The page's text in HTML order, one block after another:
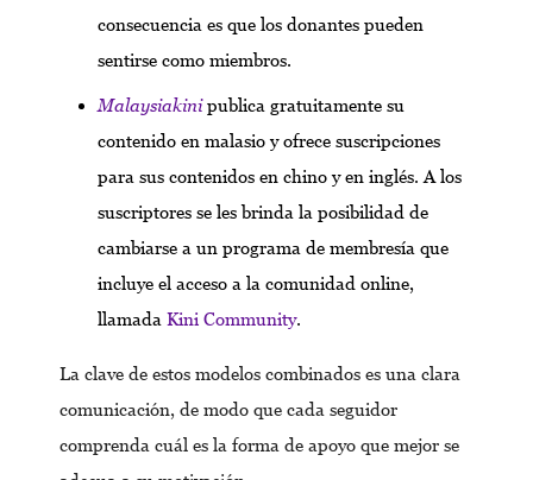
consecuencia es que los donantes pueden
sentirse como miembros.
Malaysiakinipublica gratuitamente su
contenido en malasio y ofrece suscripciones
para sus contenidos en chino y en inglés. A los
suscriptores se les brinda la posibilidad de
cambiarse a un programa de membresía que
incluye el acceso a la comunidad online,
llamada Kini Community.
La clave de estos modelos combinados es una clara
comunicación, de modo que cada seguidor
comprenda cuál es la forma de apoyo que mejor se